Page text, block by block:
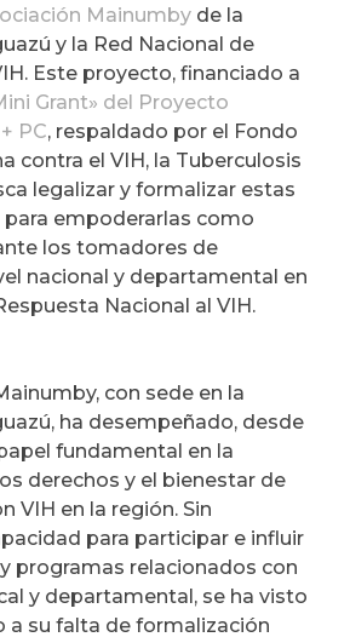
Mainumby de la
y la Red Nacional de
Este proyecto, financiado a
Grant» del Proyecto
PC, respaldado por el Fondo
contra el VIH, la Tuberculosis
legalizar y formalizar estas
empoderarlas como
los tomadores de
nacional y departamental en
Nacional al VIH.
con sede en la
ha desempeñado, desde
fundamental en la
derechos y el bienestar de
VIH en la región. Sin
para participar e influir
programas relacionados con
y departamental, se ha visto
a su falta de formalización